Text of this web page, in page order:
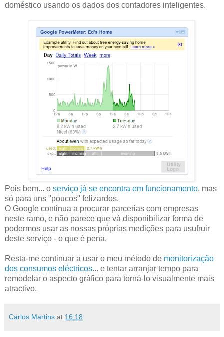
doméstico usando os dados dos contadores inteligentes.
Pois bem... o serviço já se encontra em funcionamento, mas
só para uns "poucos" felizardos.
O Google continua a procurar parcerias com empresas
neste ramo, e não parece que vá disponibilizar forma de
podermos usar as nossas próprias medições para usufruir
deste serviço - o que é pena.
Resta-me continuar a usar o meu método de monitorização
dos consumos eléctricos... e tentar arranjar tempo para
remodelar o aspecto gráfico para torná-lo visualmente mais
atractivo.
Carlos Martins at 16:18